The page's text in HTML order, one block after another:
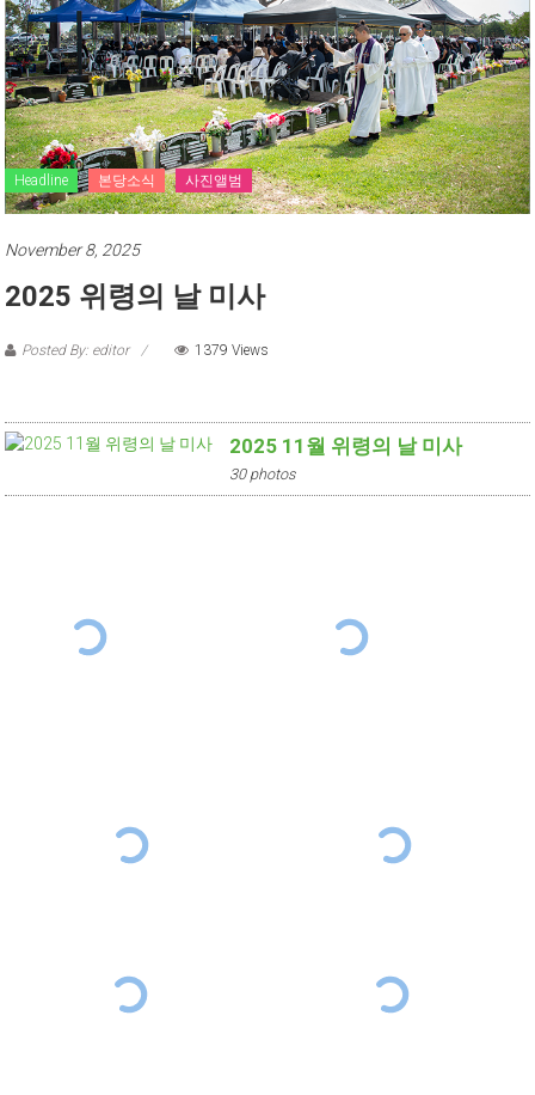
Headline 본당소식 사진앨범
November 8, 2025
2025 위령의 날 미사
Posted By: editor 1379 Views
2025 11월 위령의 날 미사
30 photos